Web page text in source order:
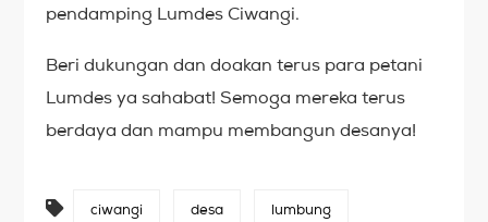
pendamping Lumdes Ciwangi.
Beri dukungan dan doakan terus para petani
Lumdes ya sahabat! Semoga mereka terus
berdaya dan mampu membangun desanya!
ciwangi desa lumbung